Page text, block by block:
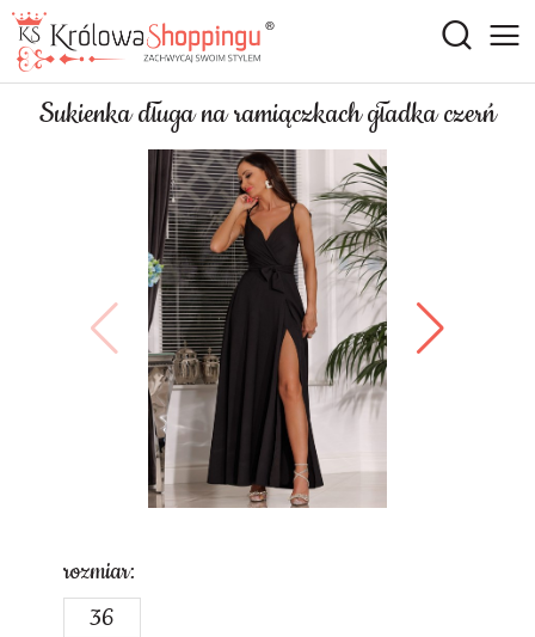
Sukienka długa na ramiączkach gładka czerń
rozmiar:
36